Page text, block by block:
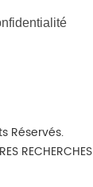
Réservés.
RECHERCHES